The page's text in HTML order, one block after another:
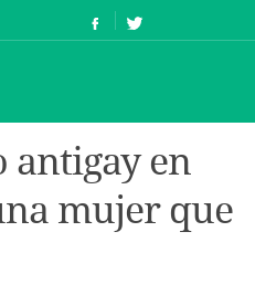
en
mujer que